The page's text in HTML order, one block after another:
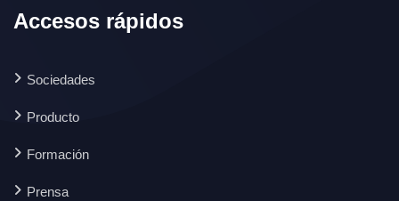
Accesos rápidos
Sociedades
Producto
Formación
Prensa